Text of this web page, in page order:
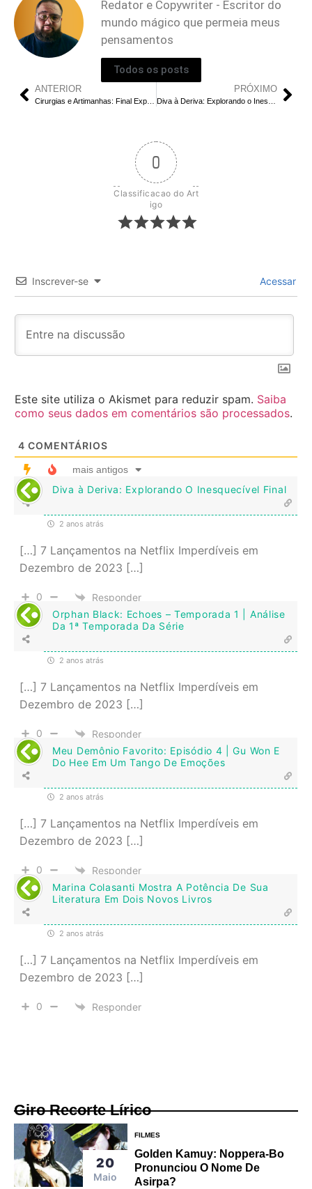
Redator e Copywriter - Escritor do
mundo mágico que permeia meus
pensamentos
Todos os posts
ANTERIOR PRÓXIMO
0
Classificacao do Art
igo
Inscrever-se Acessar
Este site utiliza o Akismet para reduzir spam. Saiba
como seus dados em comentários são processados.
4 COMENTÁRIOS
mais antigos
Diva à Deriva: Explorando O Inesquecível Final
2 anos atrás
[…] 7 Lançamentos na Netflix Imperdíveis em
Dezembro de 2023 […]
0
Responder
Orphan Black: Echoes – Temporada 1 | Análise
Da 1ª Temporada Da Série
2 anos atrás
[…] 7 Lançamentos na Netflix Imperdíveis em
Dezembro de 2023 […]
0
Responder
Meu Demônio Favorito: Episódio 4 | Gu Won E
Do Hee Em Um Tango De Emoções
2 anos atrás
[…] 7 Lançamentos na Netflix Imperdíveis em
Dezembro de 2023 […]
0
Responder
Marina Colasanti Mostra A Potência De Sua
Literatura Em Dois Novos Livros
2 anos atrás
[…] 7 Lançamentos na Netflix Imperdíveis em
Dezembro de 2023 […]
0 Responder
Giro Recorte Lírico
20
Maio
FILMES
Golden Kamuy: Noppera-Bo
Pronunciou O Nome De
Asirpa?